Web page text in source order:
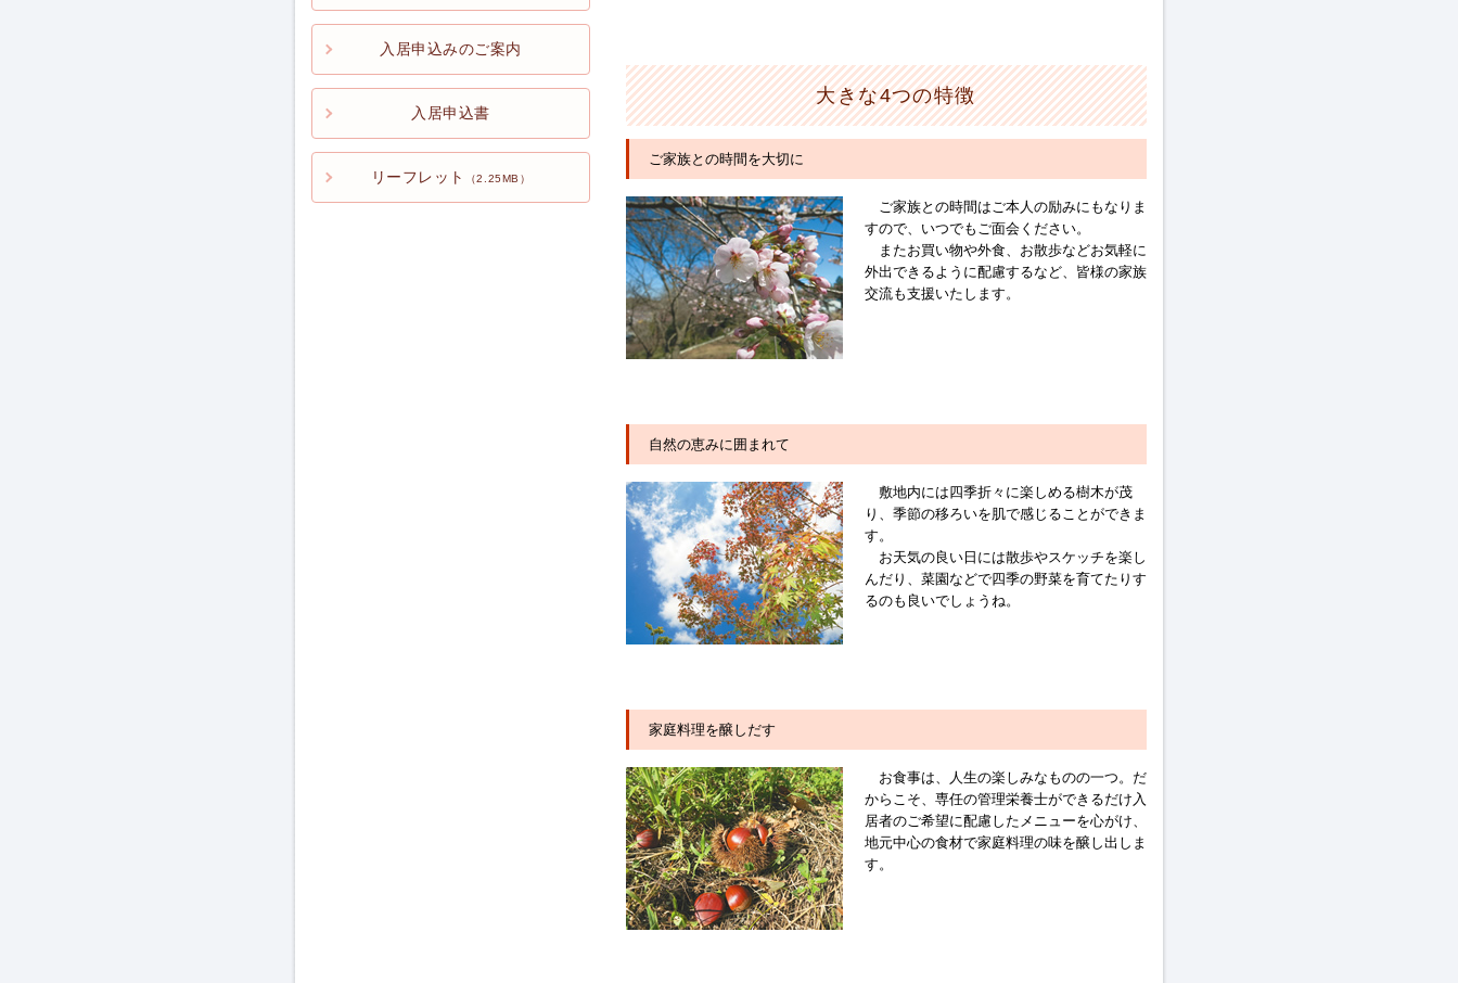
入居申込みのご案内
入居申込書
リーフレット （2.25MB）
大きな4つの特徴
ご家族との時間を大切に
ご家族との時間はご本人の励みにもなりま
すので、いつでもご面会ください。
またお買い物や外食、お散歩などお気軽に
外出できるように配慮するなど、皆様の家族
交流も支援いたします。
自然の恵みに囲まれて
敷地内には四季折々に楽しめる樹木が茂
り、季節の移ろいを肌で感じることができま
す。
お天気の良い日には散歩やスケッチを楽し
んだり、菜園などで四季の野菜を育てたりす
るのも良いでしょうね。
家庭料理を醸しだす
お食事は、人生の楽しみなものの一つ。だ
からこそ、専任の管理栄養士ができるだけ入
居者のご希望に配慮したメニューを心がけ、
地元中心の食材で家庭料理の味を醸し出しま
す。